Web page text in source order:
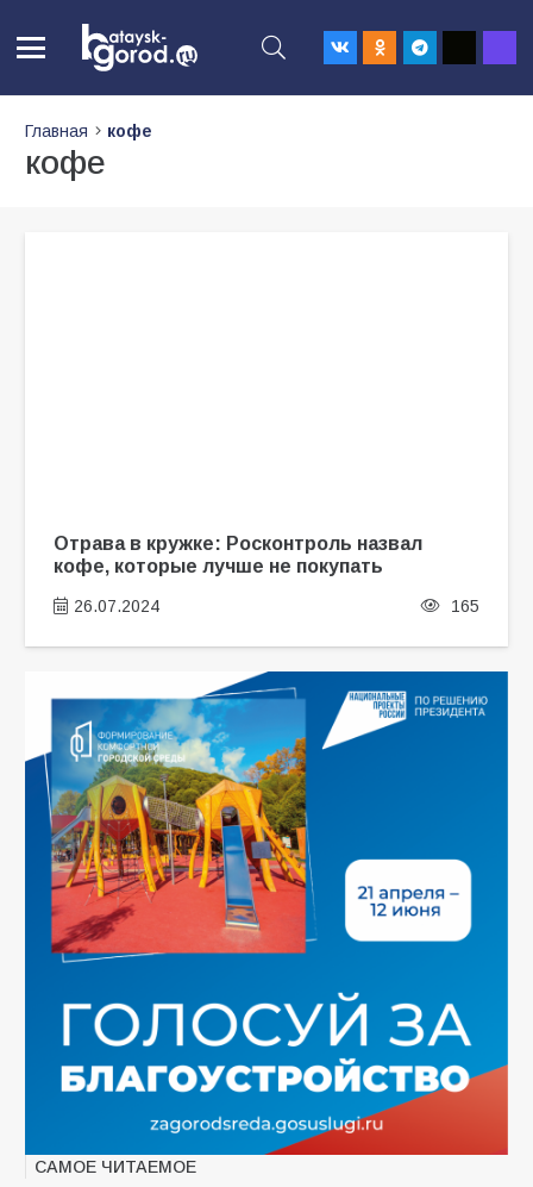
Главная кофе
кофе
Отрава в кружке: Росконтроль назвал
кофе, которые лучше не покупать
26.07.2024 165
САМОЕ ЧИТАЕМОЕ